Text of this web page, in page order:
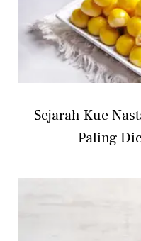
Sejarah Kue
Paling